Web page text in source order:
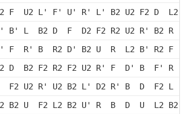
F  U2 L' F' U' R' L' B2 U2 F2 D  L2
B' L  B2 D  F  D2 F2 R2 U2 R' B2 R
F  R' B  R2 D' B2 U  R  L2 B' R2 F
D  B2 F2 R2 F2 U2 R' F  D' B  F' R
F2 U2 R' U2 B2 L' D2 R' B  D  F2 L
B2 U  F2 L2 B2 U' R  B  D  U  L2 B2